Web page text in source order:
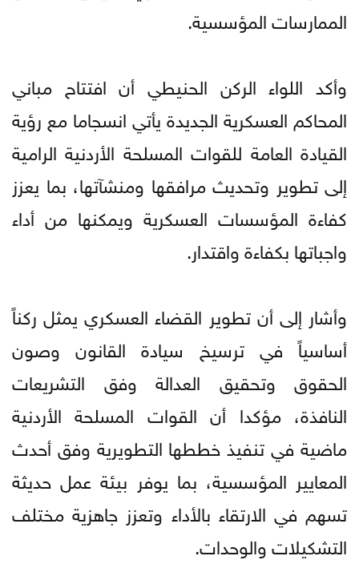
الممارسات المؤسسية.
وأكد اللواء الركن الحنيطي أن افتتاح مباني
المحاكم العسكرية الجديدة يأتي انسجاما مع رؤية
القيادة العامة للقوات المسلحة الأردنية الرامية
إلى تطوير وتحديث مرافقها ومنشآتها، بما يعزز
كفاءة المؤسسات العسكرية ويمكنها من أداء
واجباتها بكفاءة واقتدار.
وأشار إلى أن تطوير القضاء العسكري يمثل ركناً
أساسياً في ترسيخ سيادة القانون وصون
الحقوق وتحقيق العدالة وفق التشريعات
النافذة، مؤكدا أن القوات المسلحة الأردنية
ماضية في تنفيذ خططها التطويرية وفق أحدث
المعايير المؤسسية، بما يوفر بيئة عمل حديثة
تسهم في الارتقاء بالأداء وتعزز جاهزية مختلف
التشكيلات والوحدات.